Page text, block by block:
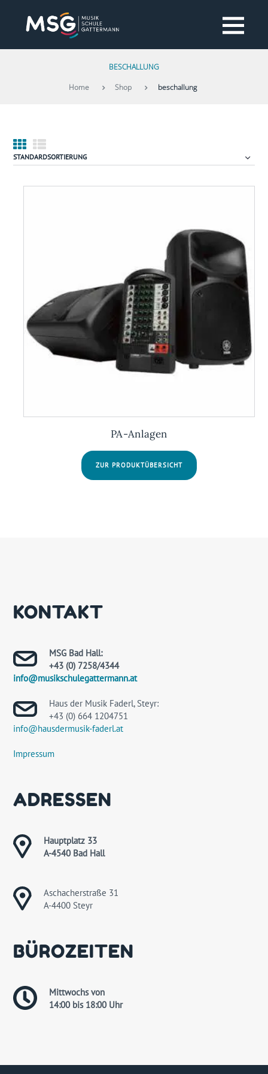
BESCHALLUNG
Home Shop beschallung
PA-Anlagen
ZUR PRODUKTÜBERSICHT
KONTAKT
MSG Bad Hall:
+43 (0) 7258/4344
info@musikschulegattermann.at
Haus der Musik Faderl, Steyr:
+43 (0) 664 1204751
info@hausdermusik-faderl.at
Impressum
ADRESSEN
Hauptplatz 33
A-4540 Bad Hall
Aschacherstraße 31
A-4400 Steyr
BÜROZEITEN
Mittwochs von
14:00 bis 18:00 Uhr